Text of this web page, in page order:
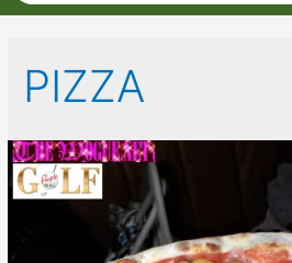
PIZZA